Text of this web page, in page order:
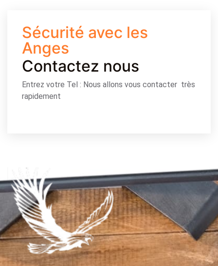
Sécurité avec les
Anges
Contactez nous
Entrez votre Tel : Nous allons vous contacter très
rapidement